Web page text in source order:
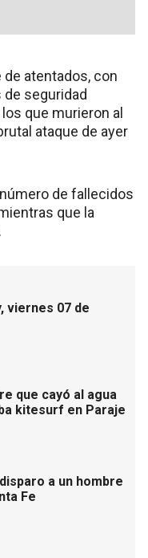
de atentados, con
seguridad
que murieron al
ataque de ayer
de fallecidos
que la
viernes 07 de
que cayó al agua
kitesurf en Paraje
a un hombre
Fe